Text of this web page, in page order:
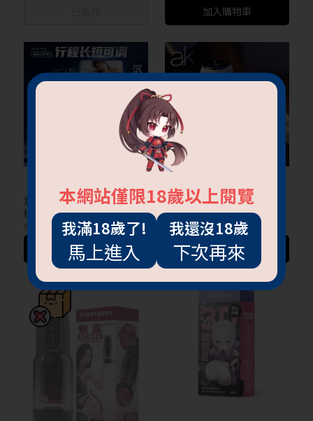
本網站僅限18歲以上閱覽
我滿18歲了!
馬上進入
我還沒18歲
下次再來
加入購物車
炮王 PRO 伸縮活塞電動飛
機杯
NT$3,500
加入購物車
S2 Pro-AI智能電動飛機杯
NT$1,290~ NT$3,790
加入購物車